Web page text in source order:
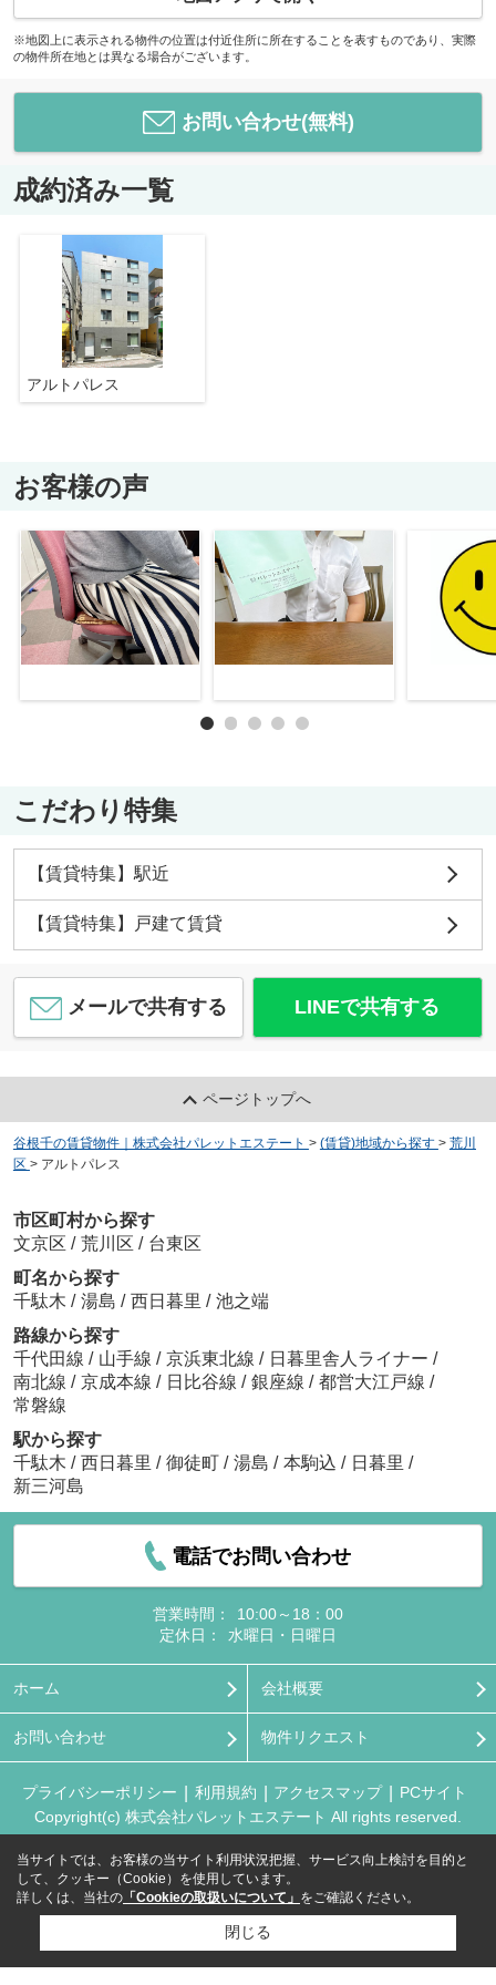
※地図上に表示される物件の位置は付近住所に所在することを表すものであり、実際
の物件所在地とは異なる場合がございます。
お問い合わせ(無料)
成約済み一覧
アルトパレス
お客様の声
こだわり特集
【賃貸特集】駅近
【賃貸特集】戸建て賃貸
メールで共有する LINEで共有する
ページトップへ
谷根千の賃貸物件｜株式会社パレットエステート > (賃貸)地域から探す > 荒川
区 > アルトパレス
市区町村から探す
文京区 / 荒川区 / 台東区
町名から探す
千駄木 / 湯島 / 西日暮里 / 池之端
路線から探す
千代田線 / 山手線 / 京浜東北線 / 日暮里舎人ライナー /
南北線 / 京成本線 / 日比谷線 / 銀座線 / 都営大江戸線 /
常磐線
駅から探す
千駄木 / 西日暮里 / 御徒町 / 湯島 / 本駒込 / 日暮里 /
新三河島
電話でお問い合わせ
営業時間：
10:00～18：00
定休日：
水曜日・日曜日
ホーム 会社概要
お問い合わせ 物件リクエスト
プライバシーポリシー 利用規約 アクセスマップ
PCサイト
Copyright(c) 株式会社パレットエステート All rights reserved.
当サイトでは、お客様の当サイト利用状況把握、サービス向上検討を目的と
して、クッキー（Cookie）を使用しています。
詳しくは、当社の 「Cookieの取扱いについて」 をご確認ください。
閉じる